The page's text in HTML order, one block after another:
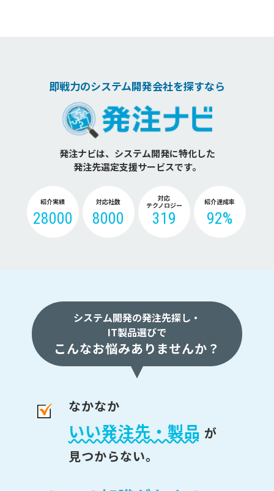
即戦力のシステム開発会社を探すなら
発注ナビは、システム開発に特化した
発注先選定支援サービスです。
紹介実績
28000
対応社数
8000
対応
テクノロジー
319
紹介達成率
92%
システム開発の発注先探し・
IT製品選びで
こんなお悩みありませんか？
なかなか
いい発注先・製品 が
見つからない。